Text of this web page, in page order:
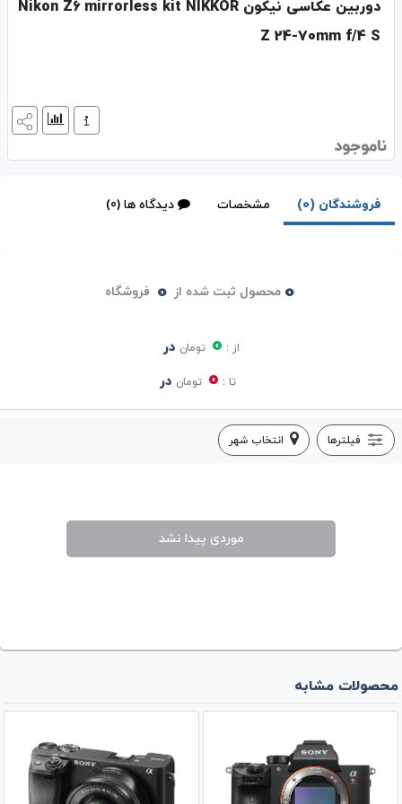
دوربین عکاسی نیکون Nikon Z6 mirrorless kit NIKKOR
Z 24-70mm f/4 S
ناموجود
فروشندگان (0) مشخصات دیدگاه ها (0)
0 محصول ثبت شده از 0 فروشگاه
از : 0 تومان در
تا : 0 تومان در
فیلترها انتخاب شهر
موردی پیدا نشد
محصولات مشابه